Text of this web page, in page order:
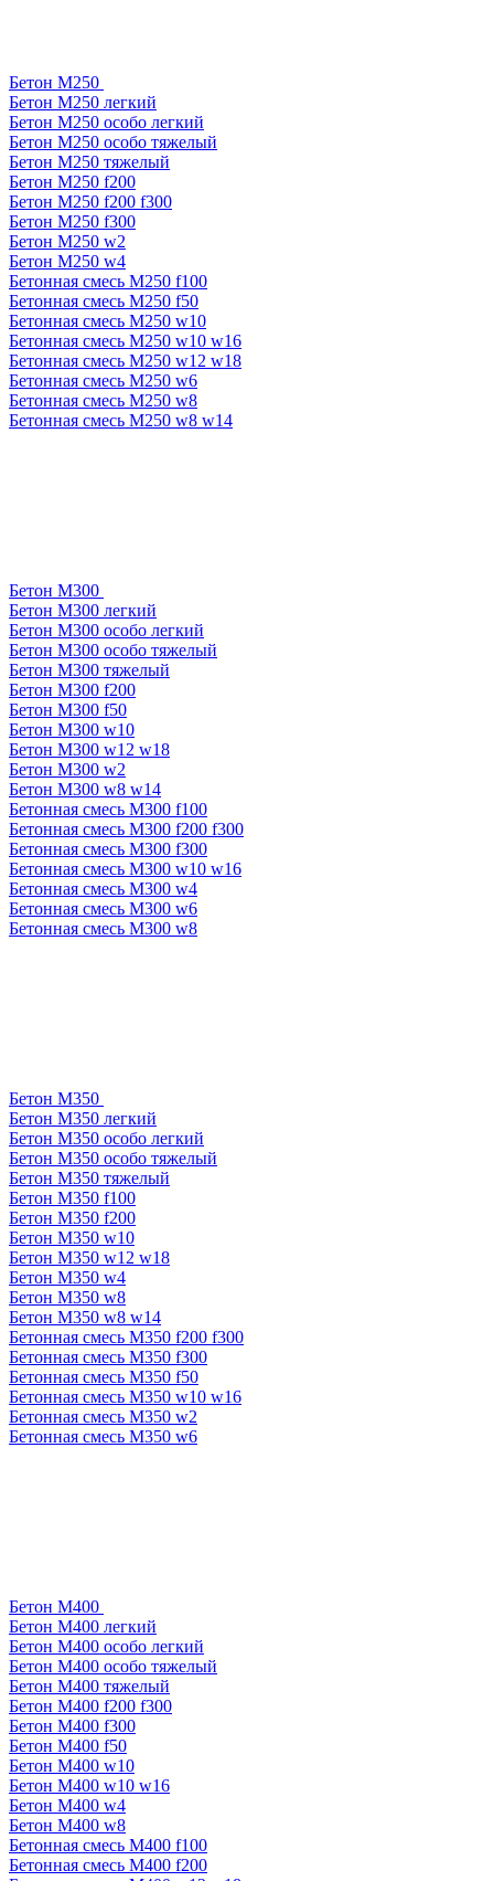
Бетон М250
Бетон М250 легкий
Бетон М250 особо легкий
Бетон М250 особо тяжелый
Бетон М250 тяжелый
Бетон М250 f200
Бетон М250 f200 f300
Бетон М250 f300
Бетон М250 w2
Бетон М250 w4
Бетонная смесь М250 f100
Бетонная смесь М250 f50
Бетонная смесь М250 w10
Бетонная смесь М250 w10 w16
Бетонная смесь М250 w12 w18
Бетонная смесь М250 w6
Бетонная смесь М250 w8
Бетонная смесь М250 w8 w14
Бетон М300
Бетон М300 легкий
Бетон М300 особо легкий
Бетон М300 особо тяжелый
Бетон М300 тяжелый
Бетон М300 f200
Бетон М300 f50
Бетон М300 w10
Бетон М300 w12 w18
Бетон М300 w2
Бетон М300 w8 w14
Бетонная смесь М300 f100
Бетонная смесь М300 f200 f300
Бетонная смесь М300 f300
Бетонная смесь М300 w10 w16
Бетонная смесь М300 w4
Бетонная смесь М300 w6
Бетонная смесь М300 w8
Бетон М350
Бетон М350 легкий
Бетон М350 особо легкий
Бетон М350 особо тяжелый
Бетон М350 тяжелый
Бетон М350 f100
Бетон М350 f200
Бетон М350 w10
Бетон М350 w12 w18
Бетон М350 w4
Бетон М350 w8
Бетон М350 w8 w14
Бетонная смесь М350 f200 f300
Бетонная смесь М350 f300
Бетонная смесь М350 f50
Бетонная смесь М350 w10 w16
Бетонная смесь М350 w2
Бетонная смесь М350 w6
Бетон М400
Бетон М400 легкий
Бетон М400 особо легкий
Бетон М400 особо тяжелый
Бетон М400 тяжелый
Бетон М400 f200 f300
Бетон М400 f300
Бетон М400 f50
Бетон М400 w10
Бетон М400 w10 w16
Бетон М400 w4
Бетон М400 w8
Бетонная смесь М400 f100
Бетонная смесь М400 f200